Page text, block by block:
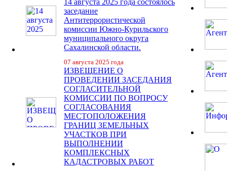
14 августа 2025 года состоялось
заседание
Антитеррористической
комиссии Южно-Курильского
муниципального округа
Сахалинской области.
07 августа 2025 года
ИЗВЕЩЕНИЕ О
ПРОВЕДЕНИИ ЗАСЕДАНИЯ
СОГЛАСИТЕЛЬНОЙ
КОМИССИИ ПО ВОПРОСУ
СОГЛАСОВАНИЯ
МЕСТОПОЛОЖЕНИЯ
ГРАНИЦ ЗЕМЕЛЬНЫХ
УЧАСТКОВ ПРИ
ВЫПОЛНЕНИИ
КОМПЛЕКСНЫХ
КАДАСТРОВЫХ РАБОТ